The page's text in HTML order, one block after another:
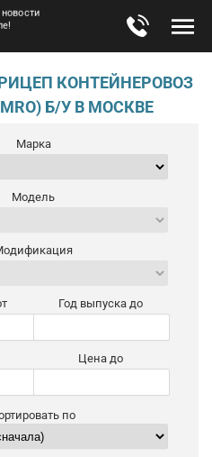
КОНТЕЙНЕРОВОЗ
Б/У В МОСКВЕ
Марка
Модель
Год выпуска до
Цена до
по